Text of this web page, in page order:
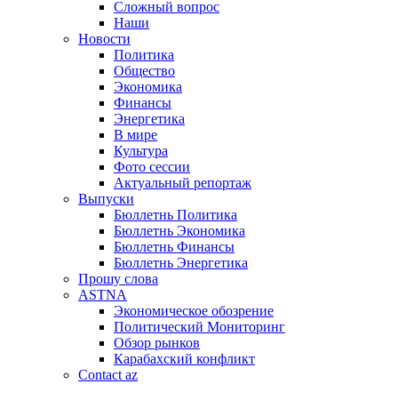
Сложный вопрос
Наши
Новости
Политика
Общество
Экономика
Финансы
Энергетика
В мире
Культура
Фото сессии
Актуальный репортаж
Выпуски
Бюллетнь Политика
Бюллетнь Экономика
Бюллетнь Финансы
Бюллетнь Энергетика
Прошу слова
ASTNA
Экономическое обозрение
Политический Мониторинг
Обзор рынков
Карабахский конфликт
Contact az